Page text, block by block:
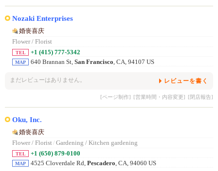
Nozaki Enterprises
婚丧喜庆
Flower / Florist
TEL +1 (415) 777-5342
MAP 640 Brannan St, San Francisco , CA, 94107 US
まだレビューはありません。 レビューを書く
[ページ制作] [営業時間・内容変更] [閉店報告]
Oku, Inc.
婚丧喜庆
Flower / Florist / Gardening / Kitchen gardening
TEL +1 (650) 879-0100
MAP 4525 Cloverdale Rd, Pescadero , CA, 94060 US